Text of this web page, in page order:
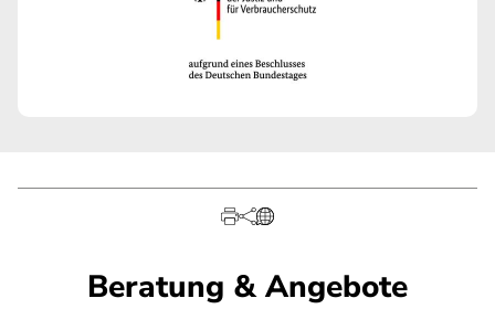
Beratung & Angebote